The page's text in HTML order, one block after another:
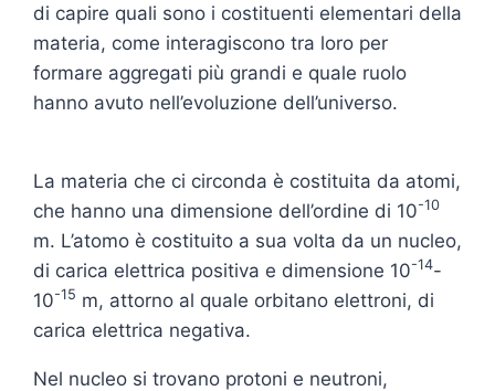
di capire quali sono i costituenti elementari della
materia, come interagiscono tra loro per
formare aggregati più grandi e quale ruolo
hanno avuto nell’evoluzione dell’universo.
La materia che ci circonda è costituita da atomi,
che hanno una dimensione dell’ordine di 10-10
m. L’atomo è costituito a sua volta da un nucleo,
di carica elettrica positiva e dimensione 10-14-
10-15 m, attorno al quale orbitano elettroni, di
carica elettrica negativa.
Nel nucleo si trovano protoni e neutroni,